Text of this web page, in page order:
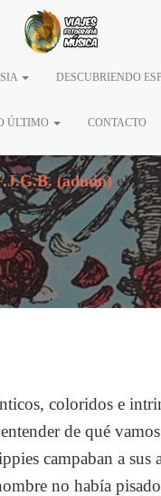
DESCUBRIENDO
ÚLTIMO CONTACTO
Los
(admin)el31
coloridos e
de qué
campaban a sus
no había